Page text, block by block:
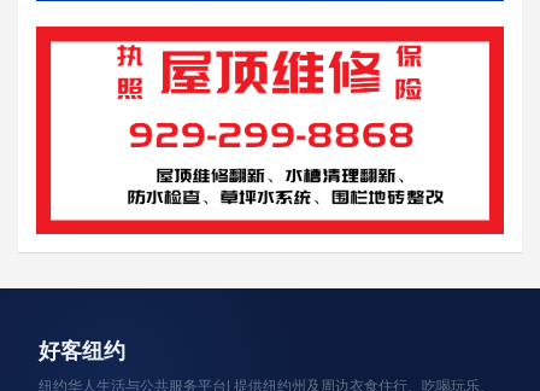
好客纽约
纽约华人生活与公共服务平台| 提供纽约州及周边衣食住行、吃喝玩乐、